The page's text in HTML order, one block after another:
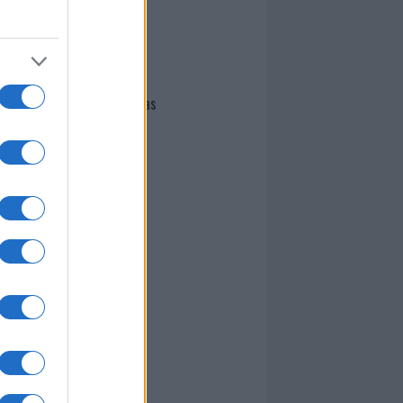
Giovannimaria Cabras